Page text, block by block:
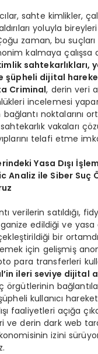
sahte kimlikler,
yoluyla
zaman, bu
kalmaya çalışsa
sahtekarlıkları,
şüpheli dijital
Criminal, derin veri
incelemesi
bağlantı noktalarını
vakaları
telafi etme
Yasa Dışı
Analiz ile Siber Suç
verilerin satıldığı,
edildiği ve yasa
bir
için gelişmiş
para transferleri
ileri seviye dijital
örgütlerinin
kullanıcı
faaliyetleri açığa
ve derin dark web
izini